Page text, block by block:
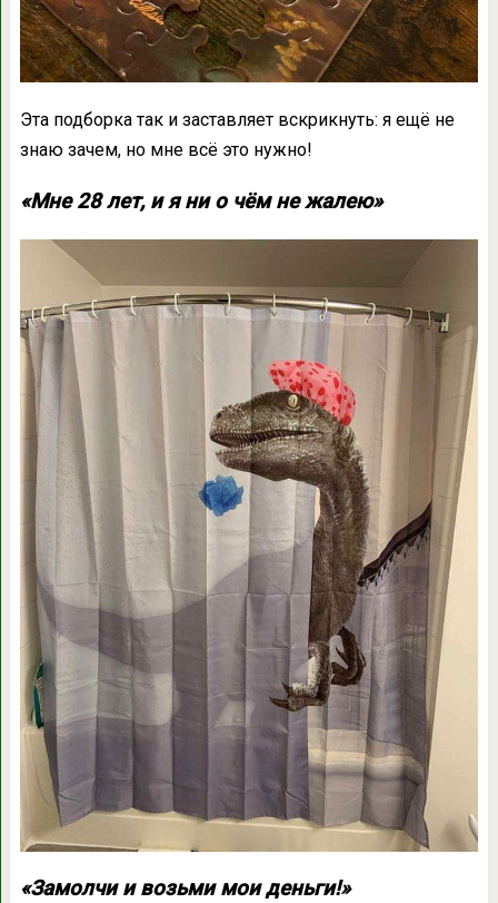
Эта подборка так и заставляет вскрикнуть: я ещё не
знаю зачем, но мне всё это нужно!
«Мне 28 лет, и я ни о чём не жалею»
«Замолчи и возьми мои деньги!»